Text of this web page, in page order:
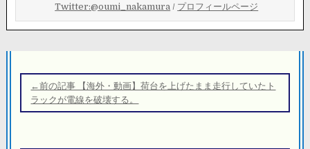
Twitter:@oumi_nakamura / プロフィールページ
稿
ナ
←前の記事 【海外・動画】荷台を上げたまま走行していたト
ラックが電線を破壊する。